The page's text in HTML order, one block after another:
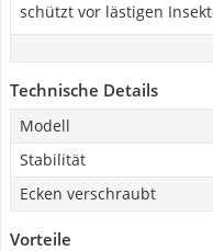
schützt vor lästigen
Technische Details
Modell
Stabilität
Ecken verschraubt
Vorteile